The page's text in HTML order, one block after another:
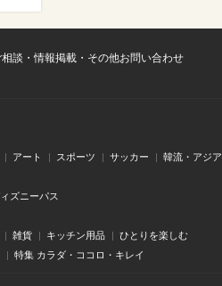
談・情報掲載・その他お問い合わせ
アート スポーツ サッカー 韓流・アジア
ズニーパス
雑貨 キッチン用品 ひとりを楽しむ
特集 カラダ・ココロ・キレイ